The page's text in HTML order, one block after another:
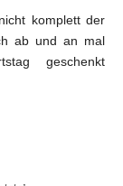
komplett der
ab und an mal
geschenkt